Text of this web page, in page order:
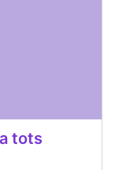
tots